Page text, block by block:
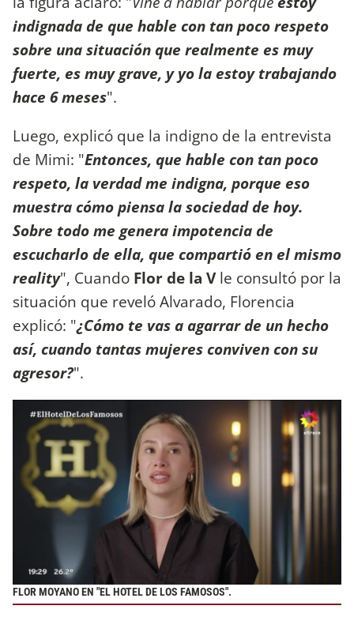
indignada de que hable con tan poco respeto
sobre una situación que realmente es muy
fuerte, es muy grave, y yo la estoy trabajando
hace 6 meses".
Luego, explicó que la indigno de la entrevista
de Mimi: "Entonces, que hable con tan poco
respeto, la verdad me indigna, porque eso
muestra cómo piensa la sociedad de hoy.
Sobre todo me genera impotencia de
escucharlo de ella, que compartió en el mismo
reality", Cuando Flor de la Vle consultó por la
situación que reveló Alvarado, Florencia
explicó: "¿Cómo te vas a agarrar de un hecho
así, cuando tantas mujeres conviven con su
agresor?".
FLOR MOYANO EN "EL HOTEL DE LOS FAMOSOS".